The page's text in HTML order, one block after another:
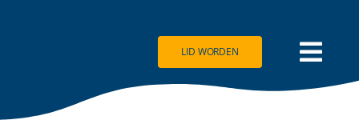
LID WORDEN